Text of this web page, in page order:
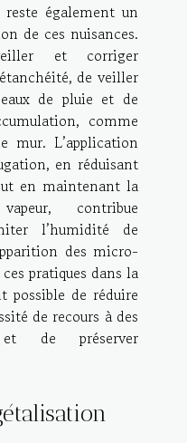
également un
de ces nuisances.
et corriger
de veiller
de pluie et de
comme
mur. L’application
en réduisant
en maintenant la
contribue
l’humidité de
des micro-
pratiques dans la
de réduire
de recours à des
de préserver